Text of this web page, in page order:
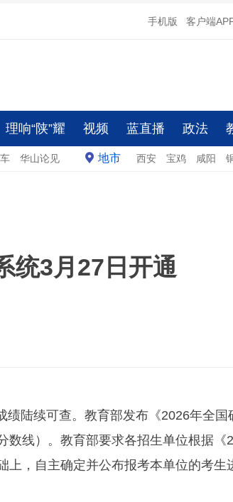
手机版 客户端
理响“陕”耀 视频 蓝直播 政法
华山论见 地市 西安 宝鸡 咸阳
统3月27日开通
陆续可查。教育部发布《2026年全国
线）。教育部要求各招生单位根据《
上，自主确定并公布报考本单位的考生